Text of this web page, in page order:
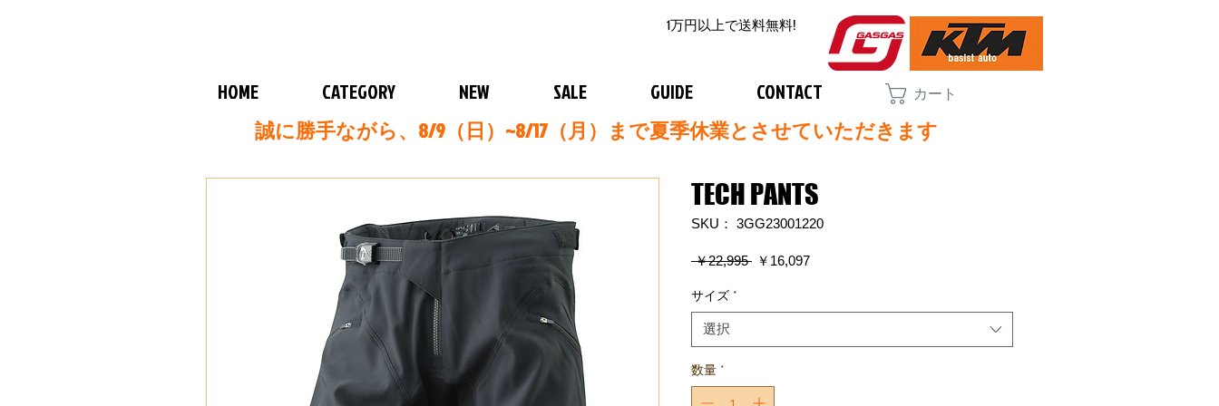
1万円以上で送料無料!
HOME CATEGORY NEW SALE GUIDE CONTACT カート
誠に勝手ながら、8/9（日）~8/17（月）まで夏季休業とさせていただきます
TECH PANTS
SKU： 3GG23001220
￥22,995 通
格
￥16,097セ
価
サイズ *
選択
数量 *